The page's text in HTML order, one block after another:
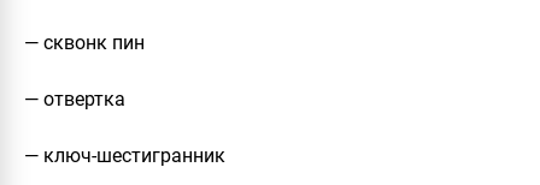
— сквонк пин
— отвертка
— ключ-шестигранник